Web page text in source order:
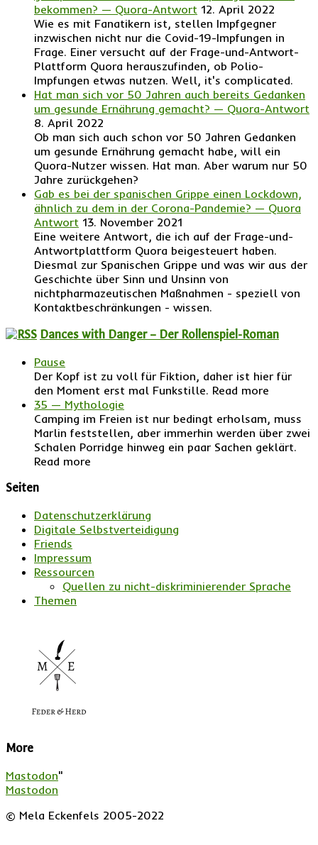
bekommen? — Quora-Antwort 12. April 2022
Wie es mit Fanatikern ist, stellen Impfgegner
inzwischen nicht nur die Covid-19-Impfungen in
Frage. Einer versucht auf der Frage-und-Antwort-
Plattform Quora herauszufinden, ob Polio-
Impfungen etwas nutzen. Well, it's complicated.
Hat man sich vor 50 Jahren auch bereits Gedanken
um gesunde Ernährung gemacht? — Quora-Antwort
8. April 2022
Ob man sich auch schon vor 50 Jahren Gedanken
um gesunde Ernährung gemacht habe, will ein
Quora-Nutzer wissen. Hat man. Aber warum nur 50
Jahre zurückgehen?
Gab es bei der spanischen Grippe einen Lockdown,
ähnlich zu dem in der Corona-Pandemie? — Quora
Antwort 13. November 2021
Eine weitere Antwort, die ich auf der Frage-und-
Antwortplattform Quora beigesteuert haben.
Diesmal zur Spanischen Grippe und was wir aus der
Geschichte über Sinn und Unsinn von
nichtpharmazeutischen Maßnahmen - speziell von
Kontaktbeschränkungen - wissen.
Dances with Danger – Der Rollenspiel-Roman
Pause
Der Kopf ist zu voll für Fiktion, daher ist hier für
den Moment erst mal Funkstille. Read more
35 — Mythologie
Camping im Freien ist nur bedingt erholsam, muss
Marlin feststellen, aber immerhin werden über zwei
Schalen Porridge hinweg ein paar Sachen geklärt.
Read more
Seiten
Datenschutzerklärung
Digitale Selbstverteidigung
Friends
Impressum
Ressourcen
Quellen zu nicht-diskriminierender Sprache
Themen
More
Mastodon"
Mastodon
© Mela Eckenfels 2005-2022